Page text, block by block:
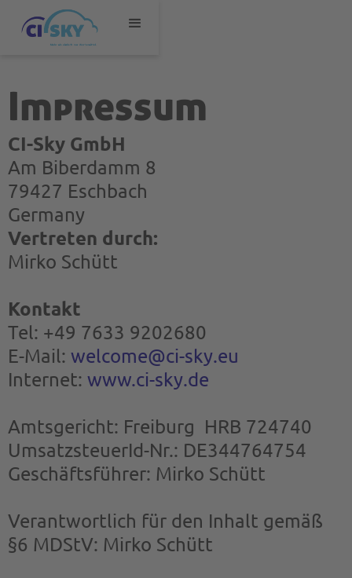
Impressum
CI-Sky GmbH
Am Biberdamm 8
79427 Eschbach
Germany
Vertreten durch:
Mirko Schütt
Kontakt
Tel: +49 7633 9202680
E-Mail: welcome@ci-sky.eu
Internet: www.ci-sky.de
Amtsgericht: Freiburg HRB 724740
UmsatzsteuerId-Nr.: DE344764754
Geschäftsführer: Mirko Schütt
Verantwortlich für den Inhalt gemäß
§6 MDStV: Mirko Schütt